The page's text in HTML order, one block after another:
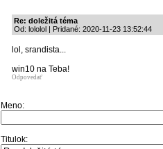
Re: doležitá téma
Od: lololol | Pridané: 2020-11-23 13:52:44
lol, srandista...
win10 na Teba!
Odpovedať
Meno:
Titulok: